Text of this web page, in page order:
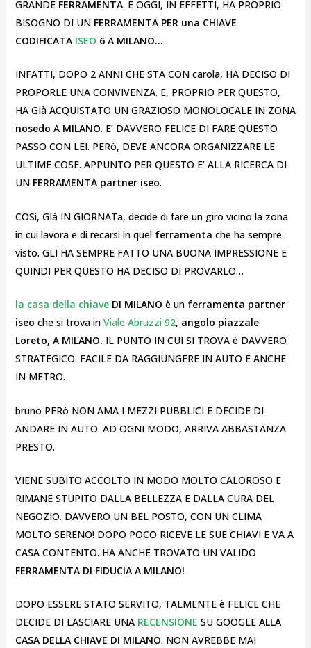
GRANDE FERRAMENTA. E OGGI, IN EFFETTI, HA PROPRIO
BISOGNO DI UNFERRAMENTA PER una CHIAVE
CODIFICATA ISEO 6 A MILANO…
INFATTI, DOPO 2 ANNI CHE STA CON carola, HA DECISO DI
PROPORLE UNA CONVIVENZA. E, PROPRIO PER QUESTO,
HA GIà ACQUISTATO UN GRAZIOSO MONOLOCALE IN ZONA
nosedo A MILANO. E’ DAVVERO FELICE DI FARE QUESTO
PASSO CON LEI. PERò, DEVE ANCORA ORGANIZZARE LE
ULTIME COSE. APPUNTO PER QUESTO E’ ALLA RICERCA DI
UN FERRAMENTA partner iseo.
COSì, GIà IN GIORNATa, decide di fare un giro vicino la zona
in cui lavora e di recarsi in quel ferramenta che ha sempre
visto. GLI HA SEMPRE FATTO UNA BUONA IMPRESSIONE E
QUINDI PER QUESTO HA DECISO DI PROVARLO…
la casa della chiaveDI MILANO è un ferramenta partner
iseo che si trova in Viale Abruzzi 92, angolo piazzale
Loreto, A MILANO. IL PUNTO IN CUI SI TROVA è DAVVERO
STRATEGICO. FACILE DA RAGGIUNGERE IN AUTO E ANCHE
IN METRO.
bruno PERò NON AMA I MEZZI PUBBLICI E DECIDE DI
ANDARE IN AUTO. AD OGNI MODO, ARRIVA ABBASTANZA
PRESTO.
VIENE SUBITO ACCOLTO IN MODO MOLTO CALOROSO E
RIMANE STUPITO DALLA BELLEZZA E DALLA CURA DEL
NEGOZIO. DAVVERO UN BEL POSTO, CON UN CLIMA
MOLTO SERENO! DOPO POCO RICEVE LE SUE CHIAVI E VA A
CASA CONTENTO. HA ANCHE TROVATO UN VALIDO
FERRAMENTA DI FIDUCIA A MILANO!
DOPO ESSERE STATO SERVITO, TALMENTE è FELICE CHE
DECIDE DI LASCIARE UNA RECENSIONE SU GOOGLE ALLA
CASA DELLA CHIAVE DI MILANO. NON AVREBBE MAI